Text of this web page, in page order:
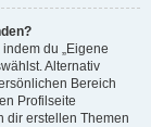
du „Eigene
Alternativ
Bereich
Profilseite
dir erstellen Themen